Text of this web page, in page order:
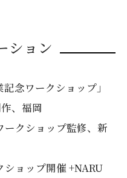
ション
念ワークショップ」
、福岡
クショップ監修、新
ョップ開催 +NARU